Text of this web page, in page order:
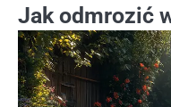
Jak odmrozić